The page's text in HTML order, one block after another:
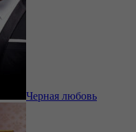
Черная любовь